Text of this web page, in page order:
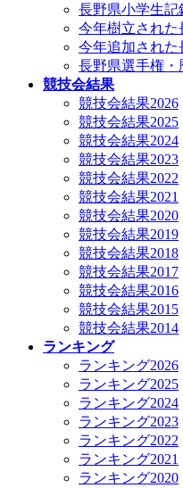
長野県小学生記
今年樹立された
今年追加された
長野県選手権・
競技会結果
競技会結果2026
競技会結果2025
競技会結果2024
競技会結果2023
競技会結果2022
競技会結果2021
競技会結果2020
競技会結果2019
競技会結果2018
競技会結果2017
競技会結果2016
競技会結果2015
競技会結果2014
ランキング
ランキング2026
ランキング2025
ランキング2024
ランキング2023
ランキング2022
ランキング2021
ランキング2020